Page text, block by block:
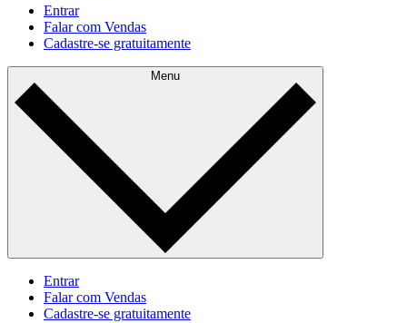
Entrar
Falar com Vendas
Cadastre‐se gratuitamente
Menu
Entrar
Falar com Vendas
Cadastre‐se gratuitamente